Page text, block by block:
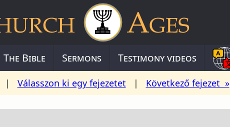
The Bible Sermons Testimony videos
| Válasszon ki egy fejezetet | Következő fejezet »